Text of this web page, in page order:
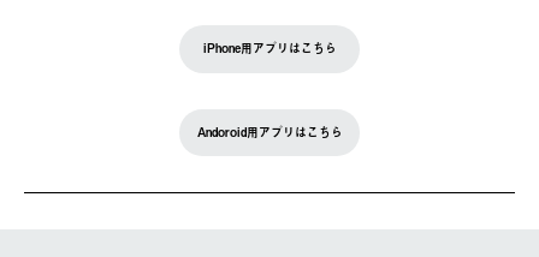
iPhone用アプリはこちら
Andoroid用アプリはこちら